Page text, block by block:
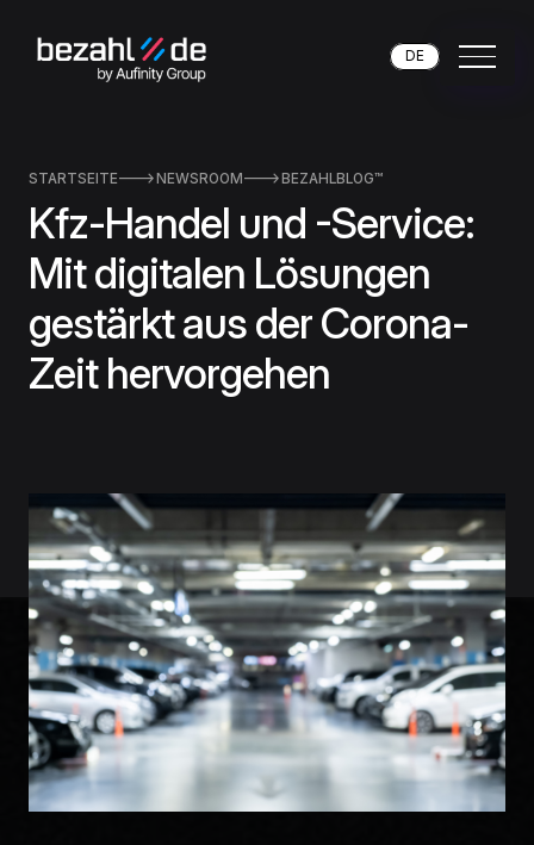
DE
STARTSEITENEWSROOMBEZAHLBLOG™
Kfz-Handel und -Service:
Mit digitalen Lösungen
gestärkt aus der Corona-
Zeit hervorgehen